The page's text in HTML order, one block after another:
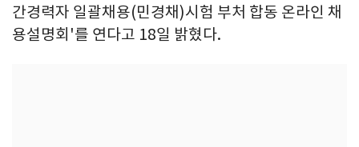
간경력자 일괄채용(민경채)시험 부처 합동 온라인 채
용설명회'를 연다고 18일 밝혔다.